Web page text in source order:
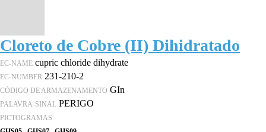
Cloreto de Cobre (II) Dihidratado
EC-NAME cupric chloride dihydrate
EC-NUMBER 231-210-2
CÓDIGO DE ARMAZENAMENTO GIn
PALAVRA-SINAL PERIGO
PICTOGRAMAS